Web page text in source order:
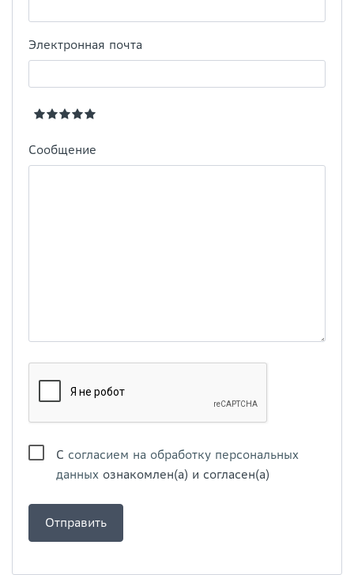
Электронная почта
Сообщение
С согласием на обработку персональных
данных ознакомлен(а) и согласен(а)